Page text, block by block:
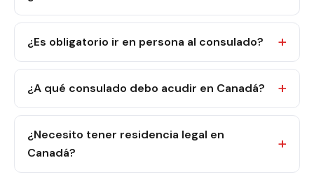
¿Es obligatorio ir en persona al consulado?
¿A qué consulado debo acudir en Canadá?
¿Necesito tener residencia legal en
Canadá?